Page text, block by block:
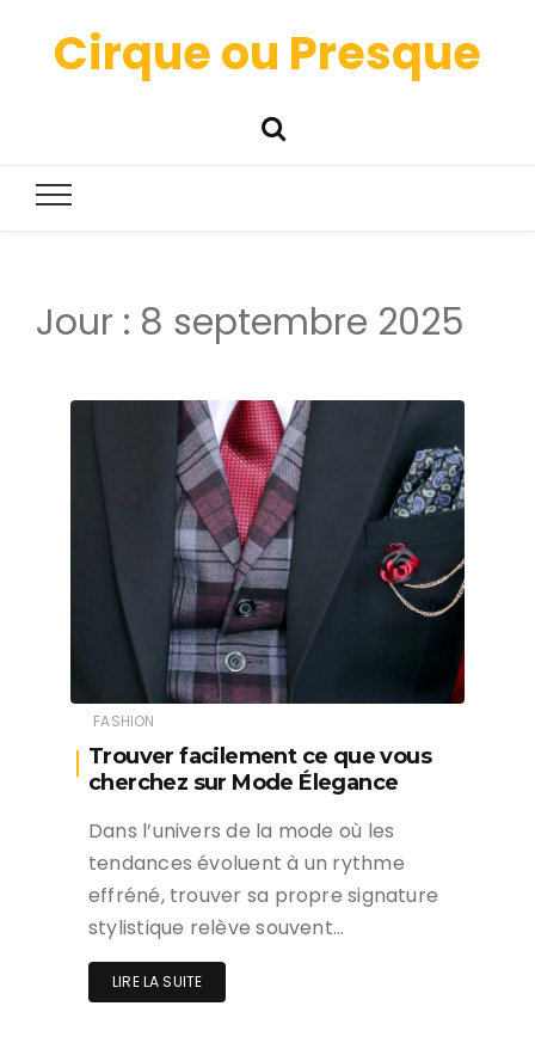
Cirque ou Presque
Jour : 8 septembre 2025
FASHION
Trouver facilement ce que vous
cherchez sur Mode Élegance
Dans l’univers de la mode où les
tendances évoluent à un rythme
effréné, trouver sa propre signature
stylistique relève souvent…
LIRE LA SUITE